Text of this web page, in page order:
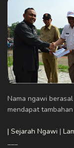
Nama ngawi
mendapat
| Sejarah Ngawi |
___